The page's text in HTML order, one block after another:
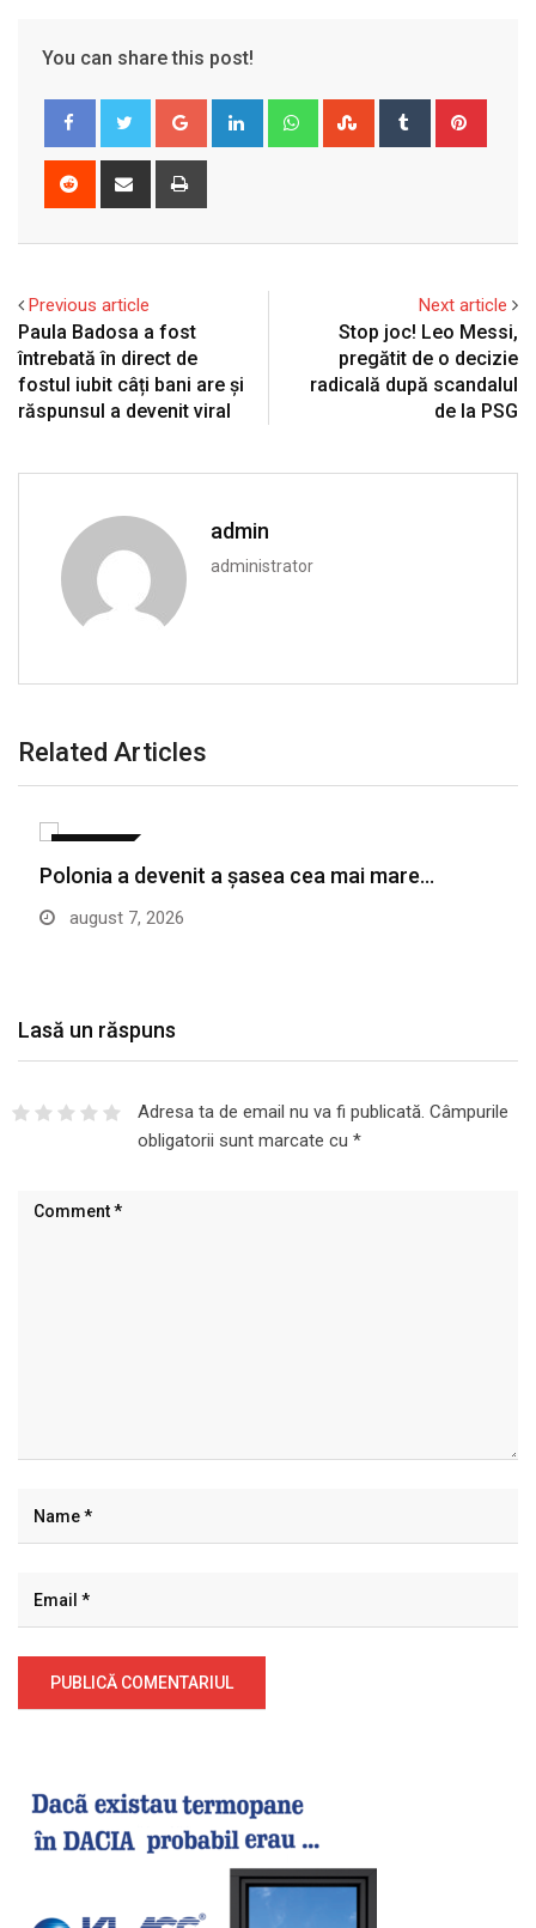
You can share this post!
Google+ LinkedIn WhatsappStumbleUpon
Tumblr
Reddit
Share
Previous article
Paula Badosa a fost
întrebată în direct de
fostul iubit câți bani are și
răspunsul a devenit viral
Next article
Stop joc! Leo Messi,
pregătit de o decizie
radicală după scandalul
de la PSG
admin
administrator
Related Articles
Polonia a devenit a șasea cea mai mare…
august 7, 2026
Lasă un răspuns
Adresa ta de email nu va fi publicată. Câmpurile
obligatorii sunt marcate cu *